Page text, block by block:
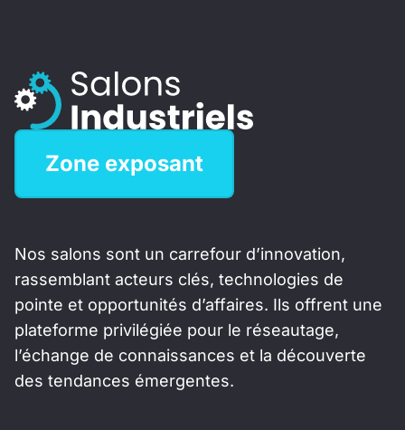
Zone exposant
Nos salons sont un carrefour d’innovation,
rassemblant acteurs clés, technologies de
pointe et opportunités d’affaires. Ils offrent une
plateforme privilégiée pour le réseautage,
l’échange de connaissances et la découverte
des tendances émergentes.